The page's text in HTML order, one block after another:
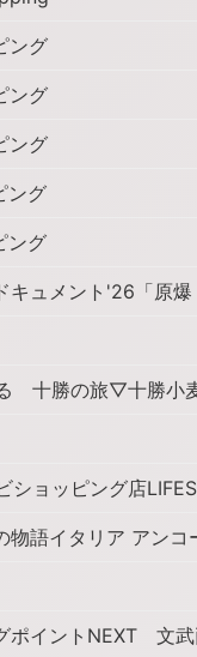
ング
ング
ング
ング
ング
ュメント'26「原
十勝の旅▽十勝小
ショッピング店
物語イタリア アン
ポイントNEXT 文